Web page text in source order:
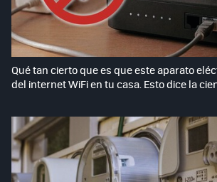
Qué tan cierto que es que este aparato
del internet WiFi en tu casa. Esto dice la